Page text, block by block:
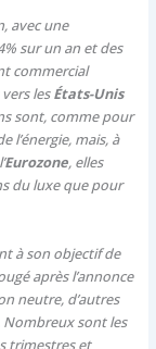
avec une
sur un an et des
commercial
lesÉtats-Unis
sont, comme pour
l’énergie, mais, à
Eurozone, elles
du luxe que pour
à son objectif de
après l’annonce
neutre, d’autres
sont les
trimestres et